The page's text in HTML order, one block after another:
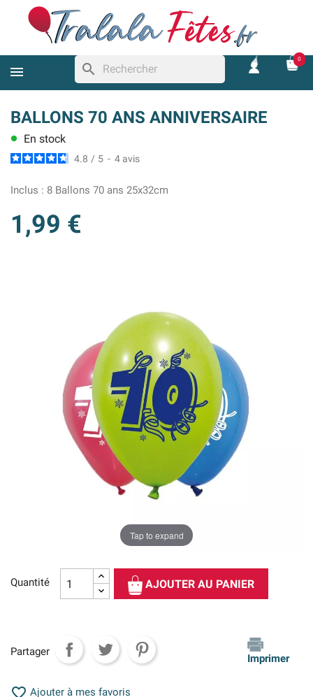
search
0
BALLONS 70 ANS ANNIVERSAIRE
lens En stock
4.8 / 5 - 4 avis
Inclus : 8 Ballons 70 ans 25x32cm
1,99 €
Tap to expand
Quantité AJOUTER AU PANIER
Partager
Imprimer
 Ajouter à mes favoris